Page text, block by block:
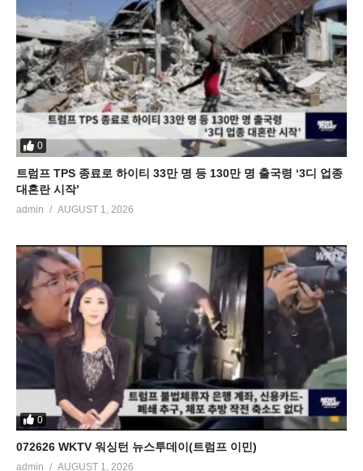
0
트럼프 TPS 종료로 하이티 33만 명 등 130만 명 출국령 ‘3디 업종
대혼란 시작’
admin AUGUST 1, 2026
0
072626 WKTV 워싱턴 뉴스투데이(트럼프 이민)
admin AUGUST 1, 2026